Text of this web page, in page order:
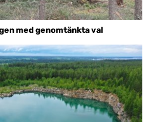
med genomtänkta val